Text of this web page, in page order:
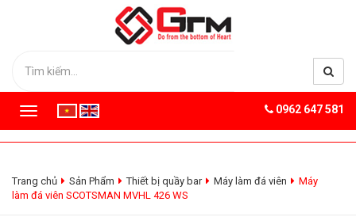
T
o
g
e
0962 647 581
Trang chủ Sản Phẩm Thiết bị quầy bar Máy làm đá viên
Máy
làm đá viên SCOTSMAN MVHL 426 WS